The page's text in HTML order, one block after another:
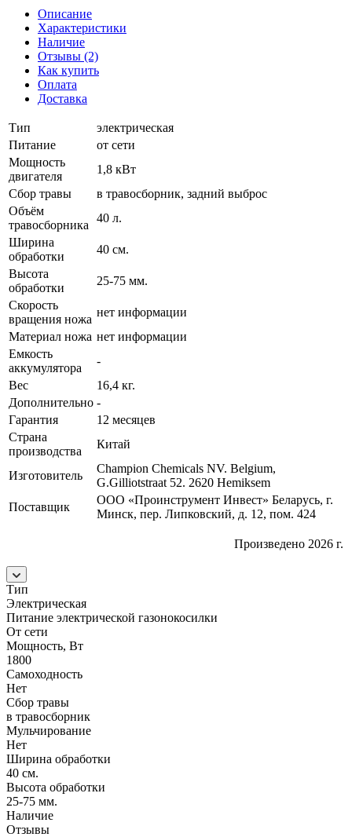
Описание
Характеристики
Наличие
Отзывы (2)
Как купить
Оплата
Доставка
Тип
электрическая
Питание
от сети
Мощность
двигателя
1,8 кВт
Сбор травы
в травосборник, задний выброс
Объём
травосборника
40 л.
Ширина
обработки
40 см.
Высота
обработки
25-75 мм.
Скорость
вращения ножа
нет информации
Материал ножа нет информации
Емкость
аккумулятора
-
Вес
16,4 кг.
Дополнительно -
Гарантия
12 месяцев
Страна
производства
Китай
Изготовитель
Champion Chemicals NV. Belgium,
G.Gilliotstraat 52. 2620 Hemiksem
Поставщик
ООО «Проинструмент Инвест» Беларусь, г.
Минск, пер. Липковский, д. 12, пом. 424
Произведено 2026 г.
Тип
Электрическая
Питание электрической газонокосилки
От сети
Мощность, Вт
1800
Самоходность
Нет
Сбор травы
в травосборник
Мульчирование
Нет
Ширина обработки
40 см.
Высота обработки
25-75 мм.
Наличие
Отзывы